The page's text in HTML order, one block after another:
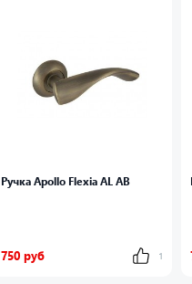
Ручка Apollo Flexia AL AB
750 руб 1